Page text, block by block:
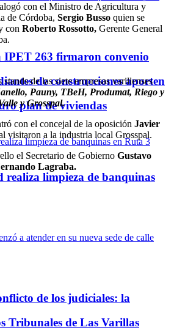
IPET 263 firmaron convenio
de construcciones aporten
plan de viviendas
limpieza de banquinas
de los judiciales: la
Tribunales de Las Varillas
con el Ministro de Agricultura y
de Córdoba, Sergio Busso quien se
con Roberto Rossotto, Gerente General
de las siete empresas varillenses
Pauny, TBeH, Produmat, Riego y
y Grosspal.
con el concejal de la oposición Javier
visitaron a la industria local Grosspal.
el Secretario de Gobierno Gustavo
Lagraba.